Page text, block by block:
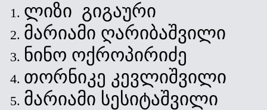
ლიზი გიგაური
მარიამი ღარიბაშვილი
ნინო ოქროპირიძე
თორნიკე კევლიშვილი
მარიამი სესიტაშვილი